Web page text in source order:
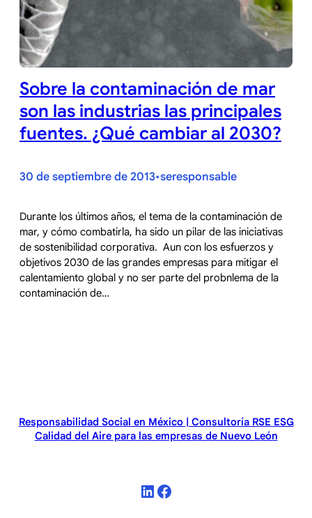
Sobre la contaminación de mar
son las industrias las principales
fuentes. ¿Qué cambiar al 2030?
30 de septiembre de 2013•seresponsable
Durante los últimos años, el tema de la contaminación de
mar, y cómo combatirla, ha sido un pilar de las iniciativas
de sostenibilidad corporativa. Aun con los esfuerzos y
objetivos 2030 de las grandes empresas para mitigar el
calentamiento global y no ser parte del probnlema de la
contaminación de…
Responsabilidad Social en México | Consultoría RSE ESG
Calidad del Aire para las empresas de Nuevo León
LinkedIn Facebook